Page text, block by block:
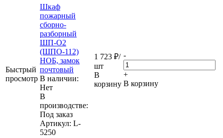
Быстрый
просмотр
Шкаф
пожарный
сборно-
разборный
ШП-О2
(ШПО-112)
НОБ, замок
почтовый
В наличии:
Нет
В
производстве:
Под заказ
Артикул: L-
5250
1 723 ₽/
шт
В
корзину
-
+
В корзину